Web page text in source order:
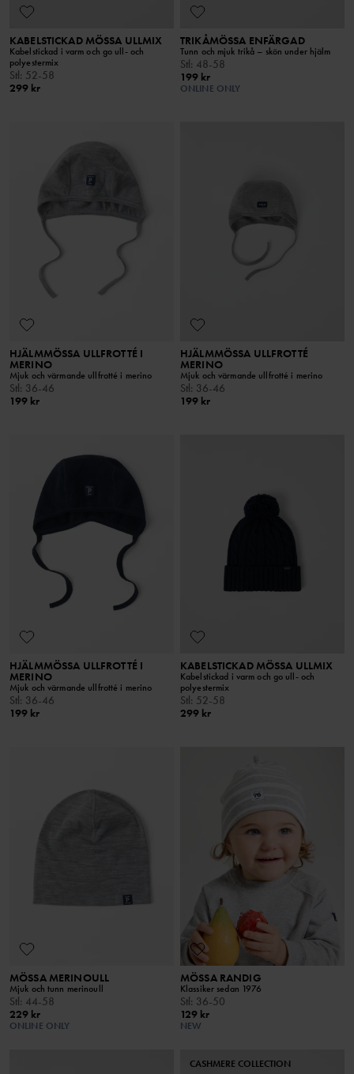
KABELSTICKAD MÖSSA ULLMIX
Kabelstickad i varm och go ull- och
polyestermix
Stl: 52-58
299 kr
TRIKÅMÖSSA ENFÄRGAD
Tunn och mjuk trikå – skön under hjälm
Stl: 48-58
199 kr
ONLINE ONLY
HJÄLMMÖSSA ULLFROTTÉ I
MERINO
Mjuk och värmande ullfrotté i merino
Stl: 36-46
199 kr
HJÄLMMÖSSA ULLFROTTÉ
MERINO
Mjuk och värmande ullfrotté i merino
Stl: 36-46
199 kr
HJÄLMMÖSSA ULLFROTTÉ I
MERINO
Mjuk och värmande ullfrotté i merino
Stl: 36-46
199 kr
KABELSTICKAD MÖSSA ULLMIX
Kabelstickad i varm och go ull- och
polyestermix
Stl: 52-58
299 kr
MÖSSA MERINOULL
Mjuk och tunn merinoull
Stl: 44-58
229 kr
ONLINE ONLY
MÖSSA RANDIG
Klassiker sedan 1976
Stl: 36-50
129 kr
NEW
CASHMERE COLLECTION